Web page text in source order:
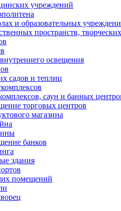
учреждений
и образовательных
пространств,
освещения
садов и теплиц
саун и банных
торговых центров
магазина
банков
здания
помещений